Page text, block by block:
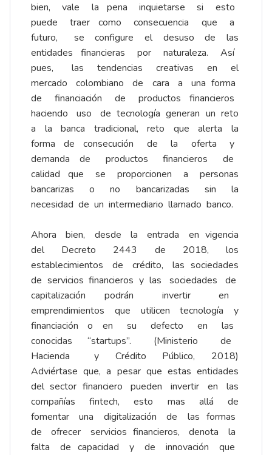
bien, vale la pena inquietarse si esto
puede traer como consecuencia que a
futuro, se configure el desuso de las
entidades financieras por naturaleza. Así
pues, las tendencias creativas en el
mercado colombiano de cara a una forma
de financiación de productos financieros
haciendo uso de tecnología generan un reto
a la banca tradicional, reto que alerta la
forma de consecución de la oferta y
demanda de productos financieros de
calidad que se proporcionen a personas
bancarizas o no bancarizadas sin la
necesidad de un intermediario llamado banco.
Ahora bien, desde la entrada en vigencia
del Decreto 2443 de 2018, los
establecimientos de crédito, las sociedades
de servicios financieros y las sociedades de
capitalización podrán invertir en
emprendimientos que utilicen tecnología y
financiación o en su defecto en las
conocidas ‘‘startups’’. (Ministerio de
Hacienda y Crédito Público, 2018)
Adviértase que, a pesar que estas entidades
del sector financiero pueden invertir en las
compañías fintech, esto mas allá de
fomentar una digitalización de las formas
de ofrecer servicios financieros, denota la
falta de capacidad y de innovación que